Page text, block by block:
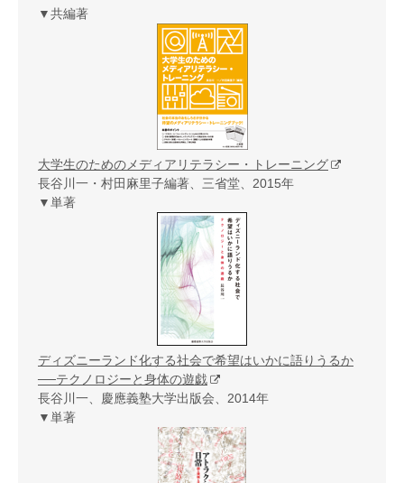
▼共編著
大学生のためのメディアリテラシー・トレーニング
長谷川一・村田麻里子編著、三省堂、2015年
▼単著
ディズニーランド化する社会で希望はいかに語りうるか
──テクノロジーと身体の遊戯
長谷川一、慶應義塾大学出版会、2014年
▼単著